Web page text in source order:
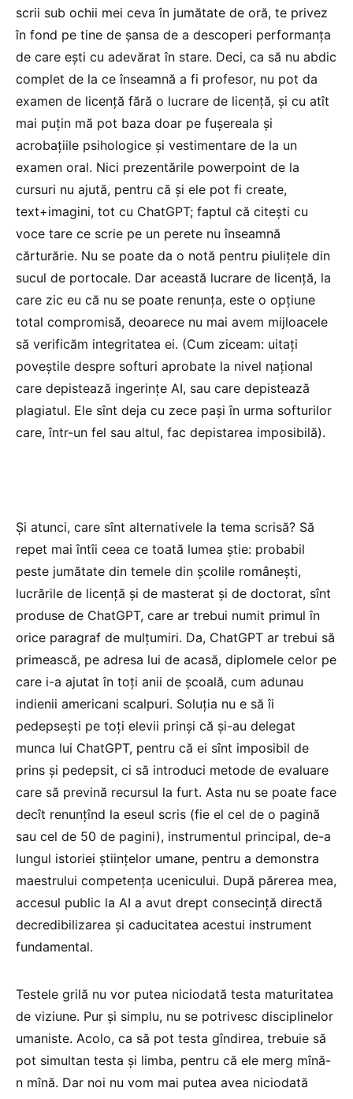
scrii sub ochii mei ceva în jumătate de oră, te privez
în fond pe tine de șansa de a descoperi performanța
de care ești cu adevărat în stare. Deci, ca să nu abdic
complet de la ce înseamnă a fi profesor, nu pot da
examen de licență fără o lucrare de licență, și cu atît
mai puțin mă pot baza doar pe fușereala și
acrobațiile psihologice și vestimentare de la un
examen oral. Nici prezentările powerpoint de la
cursuri nu ajută, pentru că și ele pot fi create,
text+imagini, tot cu ChatGPT; faptul că citești cu
voce tare ce scrie pe un perete nu înseamnă
cărturărie. Nu se poate da o notă pentru piulițele din
sucul de portocale. Dar această lucrare de licență, la
care zic eu că nu se poate renunța, este o opțiune
total compromisă, deoarece nu mai avem mijloacele
să verificăm integritatea ei. (Cum ziceam: uitați
poveștile despre softuri aprobate la nivel național
care depistează ingerințe AI, sau care depistează
plagiatul. Ele sînt deja cu zece pași în urma softurilor
care, într-un fel sau altul, fac depistarea imposibilă).
Și atunci, care sînt alternativele la tema scrisă? Să
repet mai întîi ceea ce toată lumea știe: probabil
peste jumătate din temele din școlile românești,
lucrările de licență și de masterat și de doctorat, sînt
produse de ChatGPT, care ar trebui numit primul în
orice paragraf de mulțumiri. Da, ChatGPT ar trebui să
primească, pe adresa lui de acasă, diplomele celor pe
care i-a ajutat în toți anii de școală, cum adunau
indienii americani scalpuri. Soluția nu e să îi
pedepsești pe toți elevii prinși că și-au delegat
munca lui ChatGPT, pentru că ei sînt imposibil de
prins și pedepsit, ci să introduci metode de evaluare
care să prevină recursul la furt. Asta nu se poate face
decît renunțînd la eseul scris (fie el cel de o pagină
sau cel de 50 de pagini), instrumentul principal, de-a
lungul istoriei științelor umane, pentru a demonstra
maestrului competența ucenicului. După părerea mea,
accesul public la AI a avut drept consecință directă
decredibilizarea și caducitatea acestui instrument
fundamental.
Testele grilă nu vor putea niciodată testa maturitatea
de viziune. Pur și simplu, nu se potrivesc disciplinelor
umaniste. Acolo, ca să pot testa gîndirea, trebuie să
pot simultan testa și limba, pentru că ele merg mînă-
n mînă. Dar noi nu vom mai putea avea niciodată